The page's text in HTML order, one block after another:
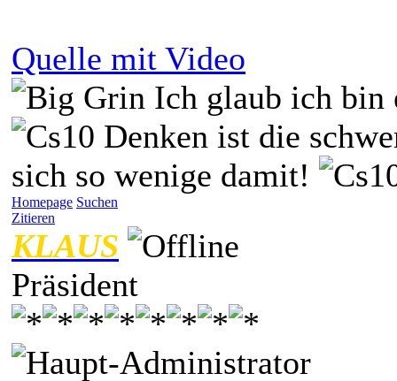
Quelle mit Video
Ich glaub ich
Denken ist die
sich so wenige damit!
Homepage Suchen
Zitieren
KLAUS
Präsident